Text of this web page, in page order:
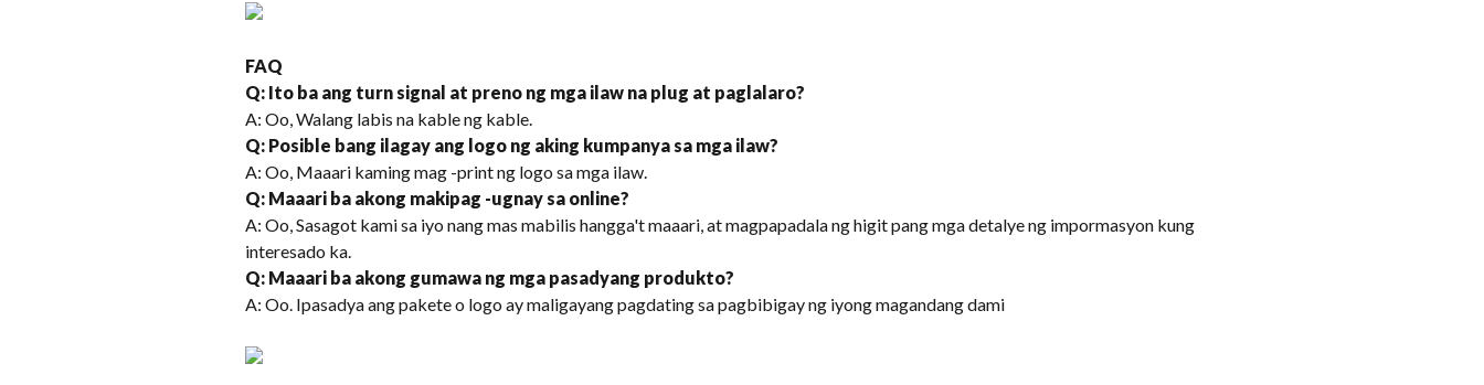
FAQ
Q: Ito ba ang turn signal at preno ng mga ilaw na plug at paglalaro?
A: Oo, Walang labis na kable ng kable.
Q: Posible bang ilagay ang logo ng aking kumpanya sa mga ilaw?
A: Oo, Maaari kaming mag -print ng logo sa mga ilaw.
Q: Maaari ba akong makipag -ugnay sa online?
A: Oo, Sasagot kami sa iyo nang mas mabilis hangga't maaari, at magpapadala ng higit pang mga detalye ng impormasyon kung
interesado ka.
Q: Maaari ba akong gumawa ng mga pasadyang produkto?
A: Oo. Ipasadya ang pakete o logo ay maligayang pagdating sa pagbibigay ng iyong magandang dami